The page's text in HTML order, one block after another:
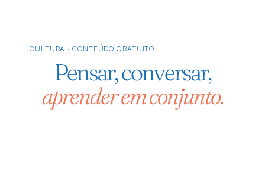
CULTURA · CONTEÚDO GRATUITO
Pensar, conversar,
aprender em conjunto.